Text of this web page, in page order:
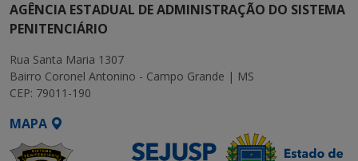
AGÊNCIA ESTADUAL DE ADMINISTRAÇÃO DO SISTEMA
PENITENCIÁRIO
Rua Santa Maria 1307
Bairro Coronel Antonino - Campo Grande | MS
CEP: 79011-190
MAPA